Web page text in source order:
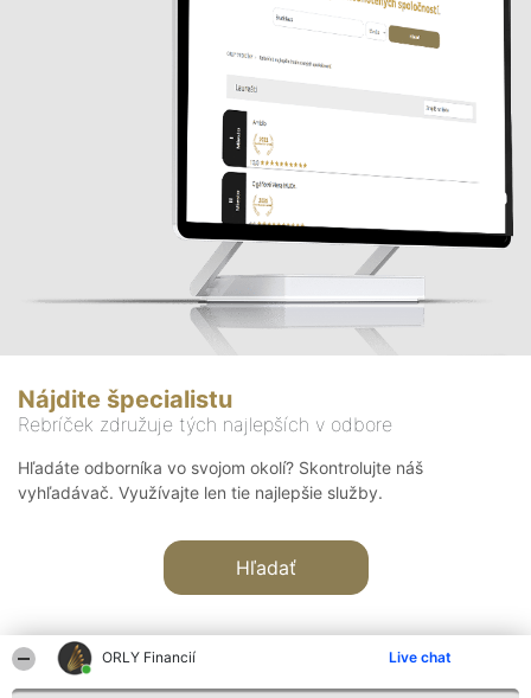
ORLY Financií Live chat
Nájdite špecialistu
Rebríček združuje tých najlepších v odbore
Hľadáte odborníka vo svojom okolí? Skontrolujte náš
vyhľadávač. Využívajte len tie najlepšie služby.
Hľadať